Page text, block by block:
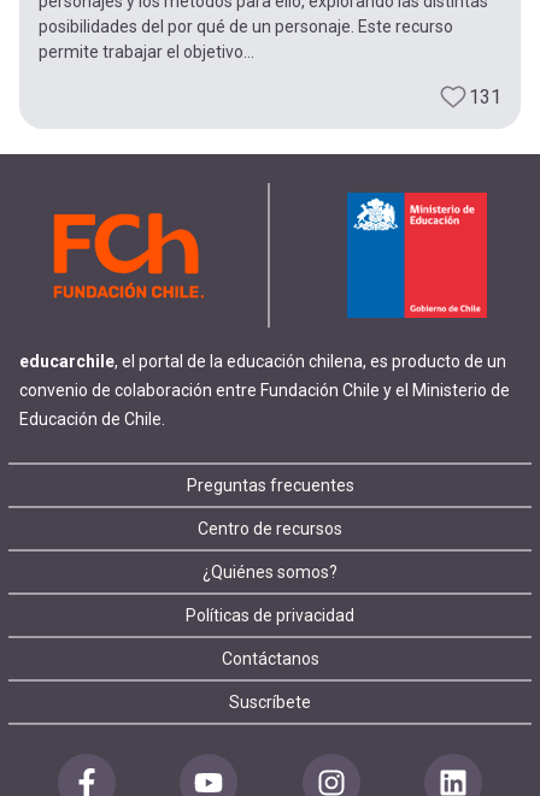
posibilidades del por qué de un personaje. Este recurso
permite trabajar el objetivo...
131
educarchile, el portal de la educación chilena, es producto de un
convenio de colaboración entre Fundación Chile y el Ministerio de
Educación de Chile.
Footer
menu
Preguntas frecuentes
Centro de recursos
¿Quiénes somos?
Políticas de privacidad
Contáctanos
Suscríbete